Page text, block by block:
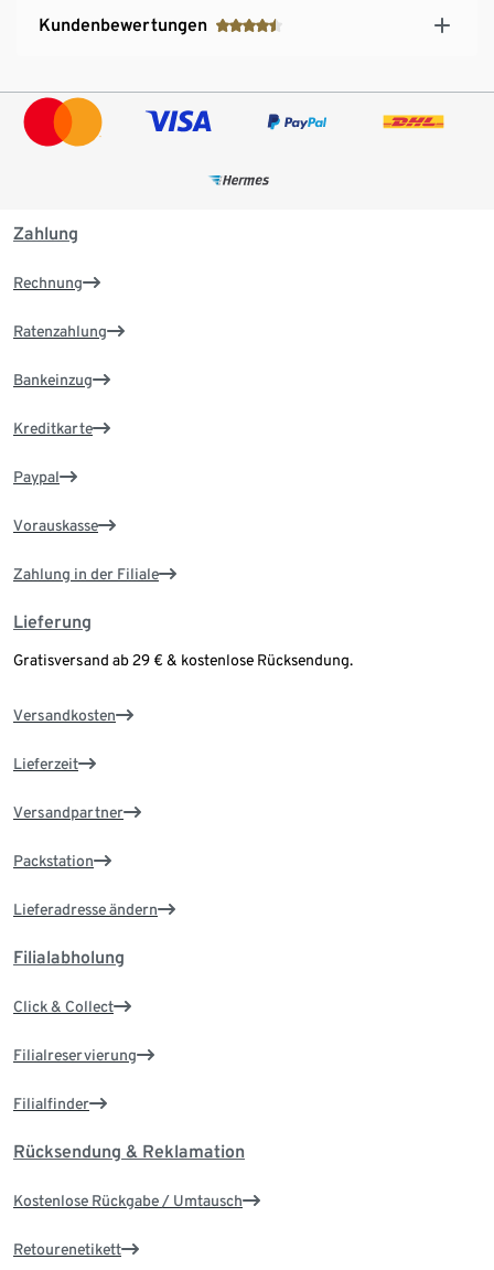
Kundenbewertungen
Zahlung
Rechnung
Ratenzahlung
Bankeinzug
Kreditkarte
Paypal
Vorauskasse
Zahlung in der Filiale
Lieferung
Gratisversand ab 29 € & kostenlose Rücksendung.
Versandkosten
Lieferzeit
Versandpartner
Packstation
Lieferadresse ändern
Filialabholung
Click & Collect
Filialreservierung
Filialfinder
Rücksendung & Reklamation
Kostenlose Rückgabe / Umtausch
Retourenetikett